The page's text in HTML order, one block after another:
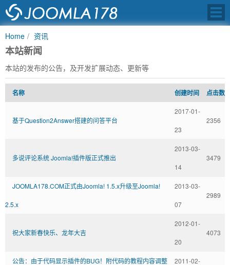
JOOMLA中文之
家,JOOMLA,JOOMLA模
Home 资讯
本站新闻
本站的发布的公告，及开发扩展动态、更新等
名称 创建时间 点击数
基于Question2Answer搭建的问答平台
2017-01-
23
2356
多说评论系统 Joomla!插件版正式推出
2013-03-
14
3479
JOOMLA178.COM正式由Joomla! 1.5.x升级至Joomla!
2.5.x
2013-03-
07
2989
祝大家新春快乐、龙年大吉
2012-01-
20
4073
公告：由于代码显示插件的BUG！附代码的教程内容调整 2011-02-